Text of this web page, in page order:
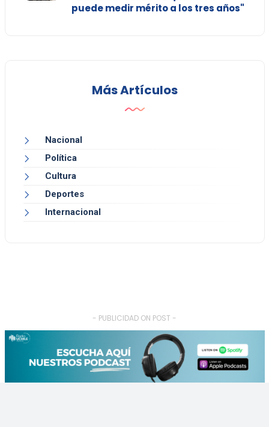
puede medir mérito a los tres años"
Más Artículos
Nacional
Política
Cultura
Deportes
Internacional
- PUBLICIDAD ON POST -